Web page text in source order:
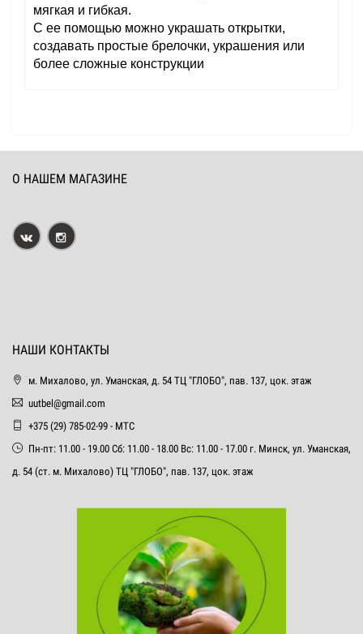
мягкая и гибкая.
С ее помощью можно украшать открытки,
создавать простые брелочки, украшения или
более сложные конструкции
О НАШЕМ МАГАЗИНЕ
НАШИ КОНТАКТЫ
м. Михалово, ул. Уманская, д. 54 ТЦ "ГЛОБО", пав. 137, цок. этаж
uutbel@gmail.com
+375 (29) 785-02-99 - МТС
Пн-пт: 11.00 - 19.00 Сб: 11.00 - 18.00 Вс: 11.00 - 17.00 г. Минск, ул. Уманская,
д. 54 (ст. м. Михалово) ТЦ "ГЛОБО", пав. 137, цок. этаж